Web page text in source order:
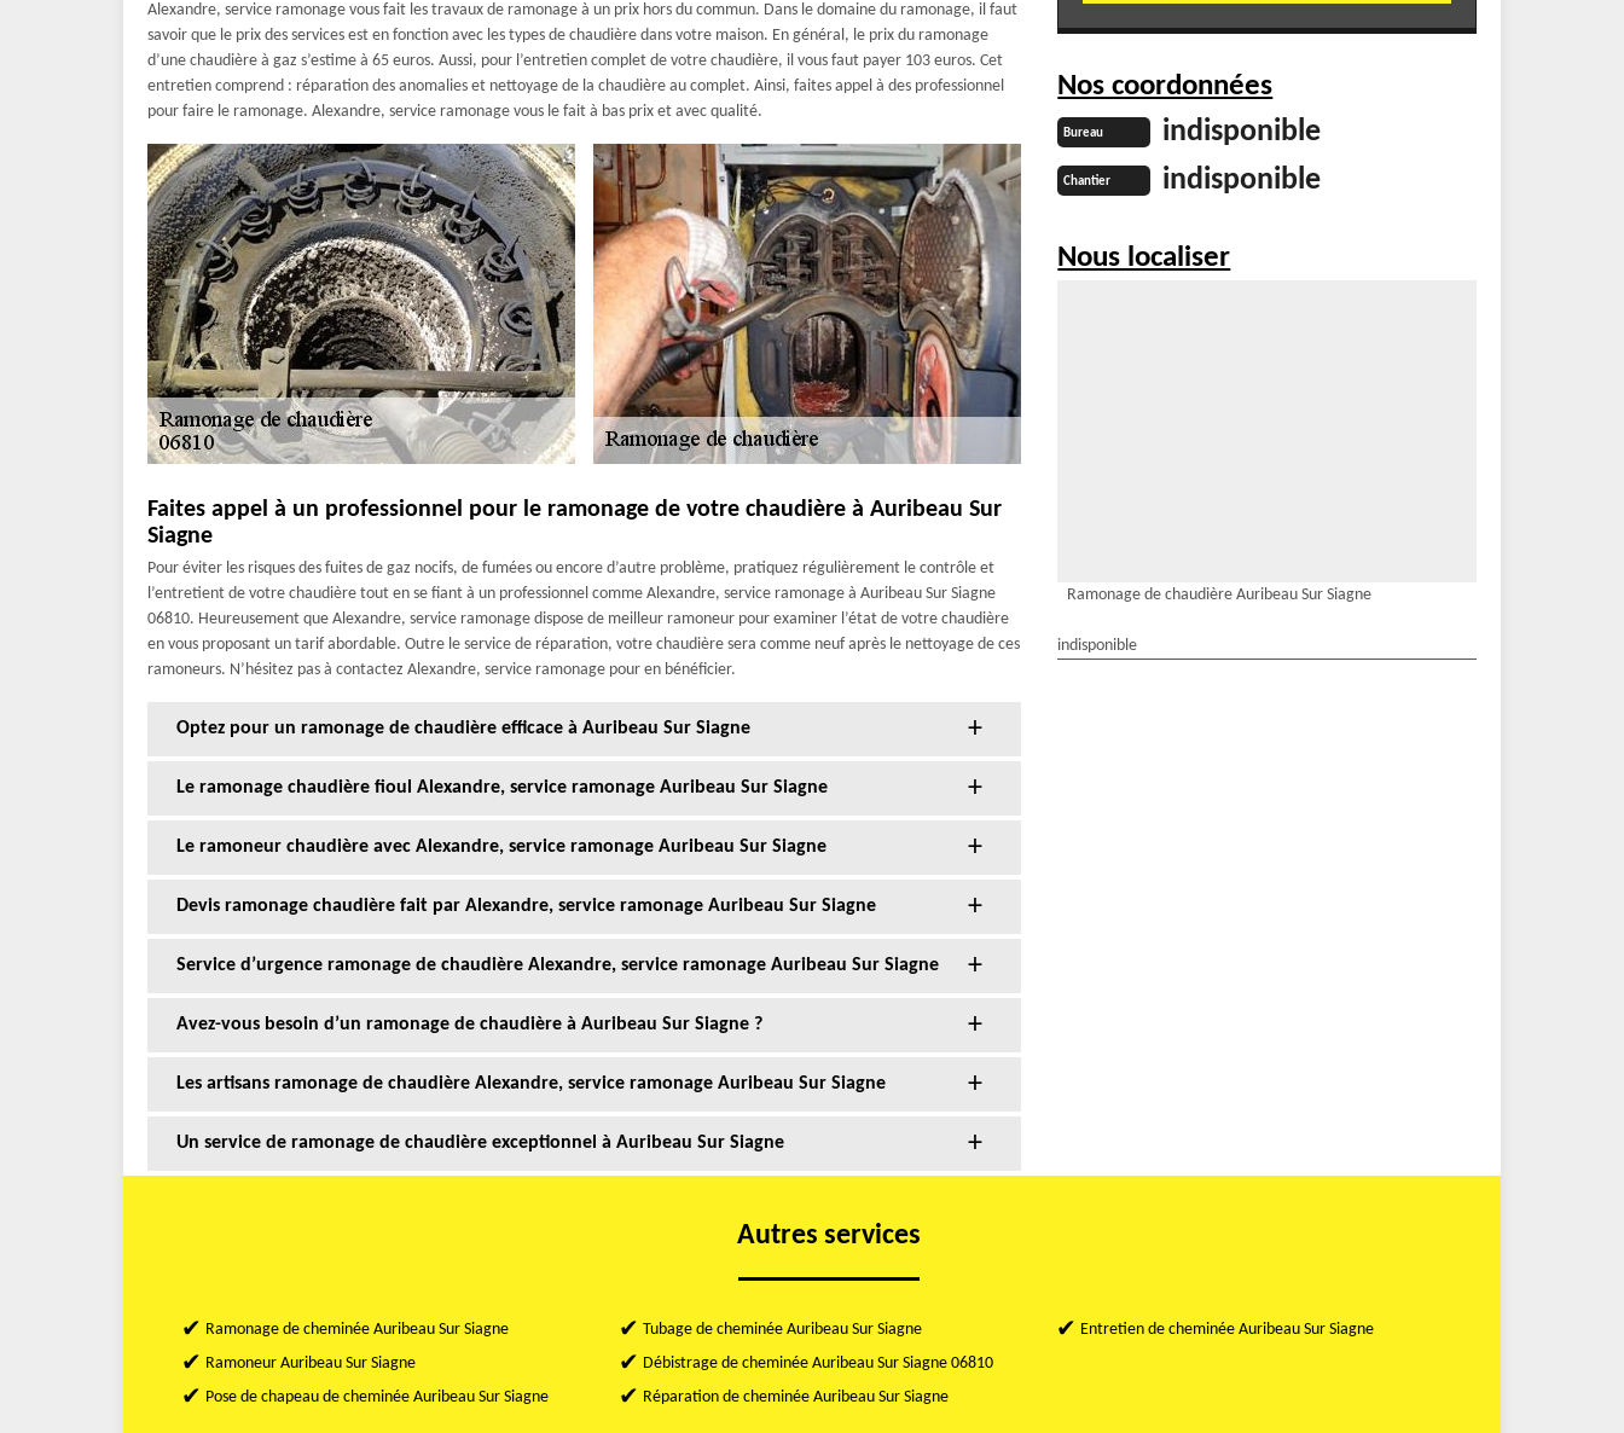
Alexandre, service ramonage vous fait les travaux de ramonage à un prix hors du commun. Dans le domaine du ramonage, il faut
savoir que le prix des services est en fonction avec les types de chaudière dans votre maison. En général, le prix du ramonage
d’une chaudière à gaz s’estime à 65 euros. Aussi, pour l’entretien complet de votre chaudière, il vous faut payer 103 euros. Cet
entretien comprend : réparation des anomalies et nettoyage de la chaudière au complet. Ainsi, faites appel à des professionnel
pour faire le ramonage. Alexandre, service ramonage vous le fait à bas prix et avec qualité.
Faites appel à un professionnel pour le ramonage de votre chaudière à Auribeau Sur
Siagne
Pour éviter les risques des fuites de gaz nocifs, de fumées ou encore d’autre problème, pratiquez régulièrement le contrôle et
l’entretient de votre chaudière tout en se fiant à un professionnel comme Alexandre, service ramonage à Auribeau Sur Siagne
06810. Heureusement que Alexandre, service ramonage dispose de meilleur ramoneur pour examiner l’état de votre chaudière
en vous proposant un tarif abordable. Outre le service de réparation, votre chaudière sera comme neuf après le nettoyage de ces
ramoneurs. N’hésitez pas à contactez Alexandre, service ramonage pour en bénéficier.
Optez pour un ramonage de chaudière efficace à Auribeau Sur Siagne
Le ramonage chaudière fioul Alexandre, service ramonage Auribeau Sur Siagne
Le ramoneur chaudière avec Alexandre, service ramonage Auribeau Sur Siagne
Devis ramonage chaudière fait par Alexandre, service ramonage Auribeau Sur Siagne
Service d’urgence ramonage de chaudière Alexandre, service ramonage Auribeau Sur Siagne
Avez-vous besoin d’un ramonage de chaudière à Auribeau Sur Siagne ?
Les artisans ramonage de chaudière Alexandre, service ramonage Auribeau Sur Siagne
Un service de ramonage de chaudière exceptionnel à Auribeau Sur Siagne
Nos coordonnées
Bureau indisponible
Chantier indisponible
Nous localiser
Ramonage de chaudière Auribeau Sur Siagne
indisponible
Autres services
Ramonage de cheminée Auribeau Sur Siagne
Ramoneur Auribeau Sur Siagne
Pose de chapeau de cheminée Auribeau Sur Siagne
Tubage de cheminée Auribeau Sur Siagne
Débistrage de cheminée Auribeau Sur Siagne 06810
Réparation de cheminée Auribeau Sur Siagne
Entretien de cheminée Auribeau Sur Siagne